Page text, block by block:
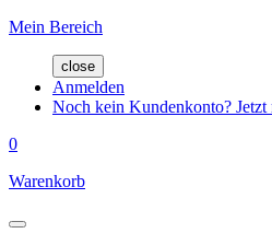
Mein Bereich
close
Anmelden
Noch kein Kundenkonto? Jetzt
0
Warenkorb